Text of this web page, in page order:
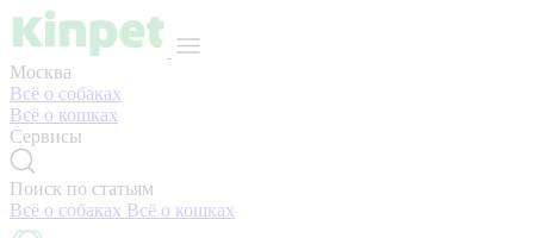
Москва
Всё о собаках
Всё о кошках
Сервисы
Поиск по статьям
Всё о собаках Всё о кошках